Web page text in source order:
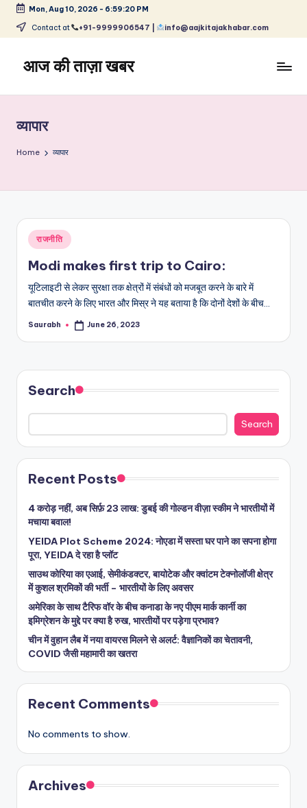
Skip
content
Mon, Aug 10, 2026 - 6:59:21 PM
Contact at +91-9999906547 | info@aajkitajakhabar.com
आज की ताज़ा खबर
ताज़ा
समाचार
–
और
विश्व
व्यापार
Home व्यापार
Posted
in
राजनीति
Modi makes first trip to Cairo:
यूटिलाइटी से लेकर सुरक्षा तक क्षेत्रों में संबंधों को मजबूत करने के बारे में
बातचीत करने के लिए भारत और मिस्र ने यह बताया है कि दोनों देशों के बीच…
Posted
Saurabh June 26, 2023
Search
Search
Recent Posts
4 करोड़ नहीं, अब सिर्फ़ 23 लाख: डुबई की गोल्डन वीज़ा स्कीम ने भारतीयों में
मचाया बवाल!
YEIDA Plot Scheme 2024: नोएडा में सस्ता घर पाने का सपना होगा
पूरा, YEIDA दे रहा है प्लॉट
साउथ कोरिया का एआई, सेमीकंडक्टर, बायोटेक और क्वांटम टेक्नोलॉजी क्षेत्र
में कुशल श्रमिकों की भर्ती – भारतीयों के लिए अवसर
अमेरिका के साथ टैरिफ वॉर के बीच कनाडा के नए पीएम मार्क कार्नी का
इमिग्रेशन के मुद्दे पर क्या है रुख, भारतीयों पर पड़ेगा प्रभाव?
चीन में वुहान लैब में नया वायरस मिलने से अलर्ट: वैज्ञानिकों का चेतावनी,
COVID जैसी महामारी का खतरा
Recent Comments
No comments to show.
Archives